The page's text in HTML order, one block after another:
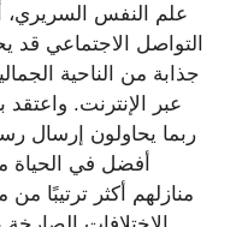
علم النفس السريري،
التواصل الاجتماعي قد
جذابة من الناحية
عبر الإنترنت. واعتقد
ربما يحاولون إرسال
أفضل في الحياة
منازلهم أكثر ترتيبًا